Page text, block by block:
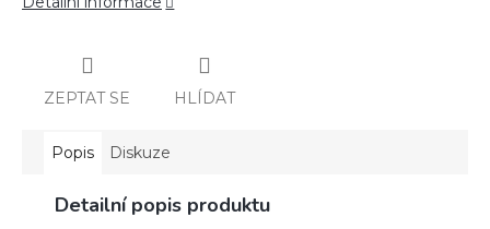
ZEPTAT SE HLÍDAT
Popis Diskuze
Detailní popis produktu